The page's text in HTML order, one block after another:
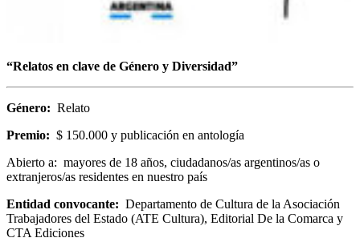
“Relatos en clave de Género y Diversidad”
Género: Relato
Premio: $ 150.000 y publicación en antología
Abierto a: mayores de 18 años, ciudadanos/as argentinos/as o
extranjeros/as residentes en nuestro país
Entidad convocante: Departamento de Cultura de la Asociación
Trabajadores del Estado (ATE Cultura), Editorial De la Comarca y
CTA Ediciones